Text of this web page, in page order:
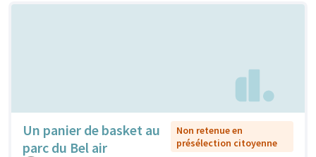
Un panier de basket au
parc du Bel air
Non retenue en
présélection citoyenne